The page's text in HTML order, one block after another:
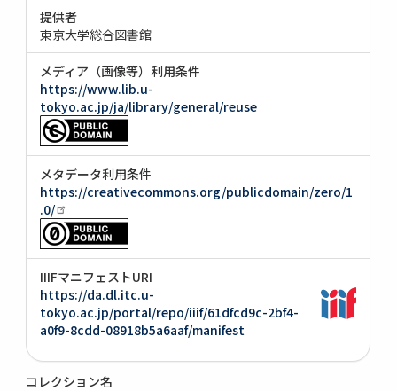
提供者
東京大学総合図書館
メディア（画像等）利用条件
https://www.lib.u-
tokyo.ac.jp/ja/library/general/reuse
メタデータ利用条件
https://creativecommons.org/publicdomain/zero/1
.0/
IIIFマニフェストURI
https://da.dl.itc.u-
tokyo.ac.jp/portal/repo/iiif/61dfcd9c-2bf4-
a0f9-8cdd-08918b5a6aaf/manifest
コレクション名